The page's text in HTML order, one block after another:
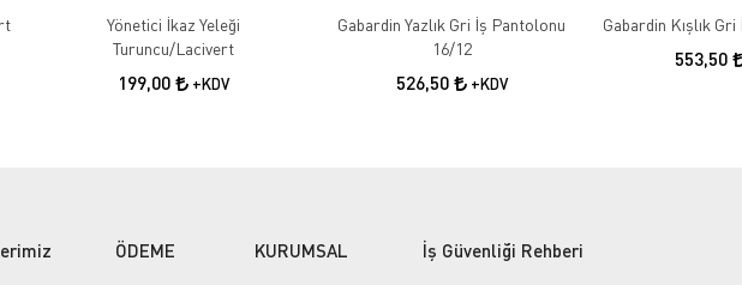
Yönetici İkaz Yeleği
Turuncu/Lacivert
199,00 +KDV
Gabardin Yazlık Gri İş Pantolonu
16/12
526,50 +KDV
553,50
ÖDEME KURUMSAL İş Güvenliği Rehberi